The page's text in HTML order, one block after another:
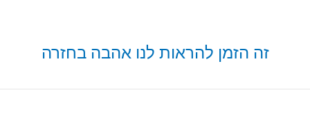
זה הזמן להראות לנו אהבה בחזרה